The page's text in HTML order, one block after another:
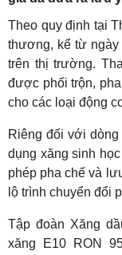
Theo quy định tại
thương, kể từ ngày
trên thị trường.
được phối trộn,
cho các loại động
Riêng đối với
dụng xăng sinh
phép pha chế và
lộ trình chuyển đổi
Tập đoàn Xăng
xăng E10 RON